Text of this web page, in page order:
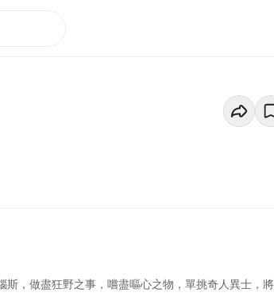
，做盡狂野之事，嚐盡嘔心之物，單挑奇人異士，